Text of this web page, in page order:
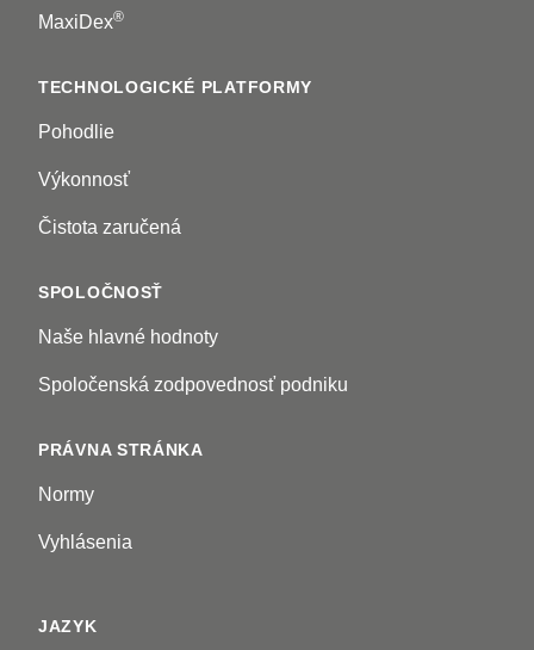
MaxiDex®
TECHNOLOGICKÉ PLATFORMY
Pohodlie
Výkonnosť
Čistota zaručená
SPOLOČNOSŤ
Naše hlavné hodnoty
Spoločenská zodpovednosť podniku
PRÁVNA STRÁNKA
Normy
Vyhlásenia
JAZYK